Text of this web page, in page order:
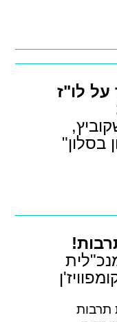
לו"ז
בסלון"
תרבות